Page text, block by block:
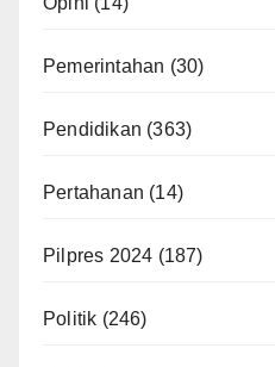
Pemerintahan (30)
Pendidikan (363)
Pertahanan (14)
Pilpres 2024 (187)
Politik (246)